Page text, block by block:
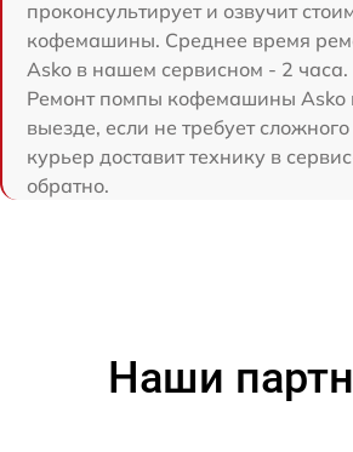
проконсультирует и озвучит
кофемашины. Среднее время
Asko в нашем сервисном - 2 часа.
Ремонт помпы кофемашины Asko
выезде, если не требует
курьер доставит технику в
обратно.
Наши